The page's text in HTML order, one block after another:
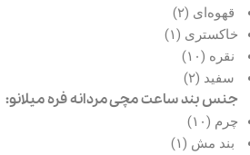
قهوه‌ای (۲)
خاکستری (۱)
نقره (۱۰)
سفید (۲)
جنس بند ساعت مچی مردانه فره میلانو:
چرم (۱۰)
بند مش (۱)